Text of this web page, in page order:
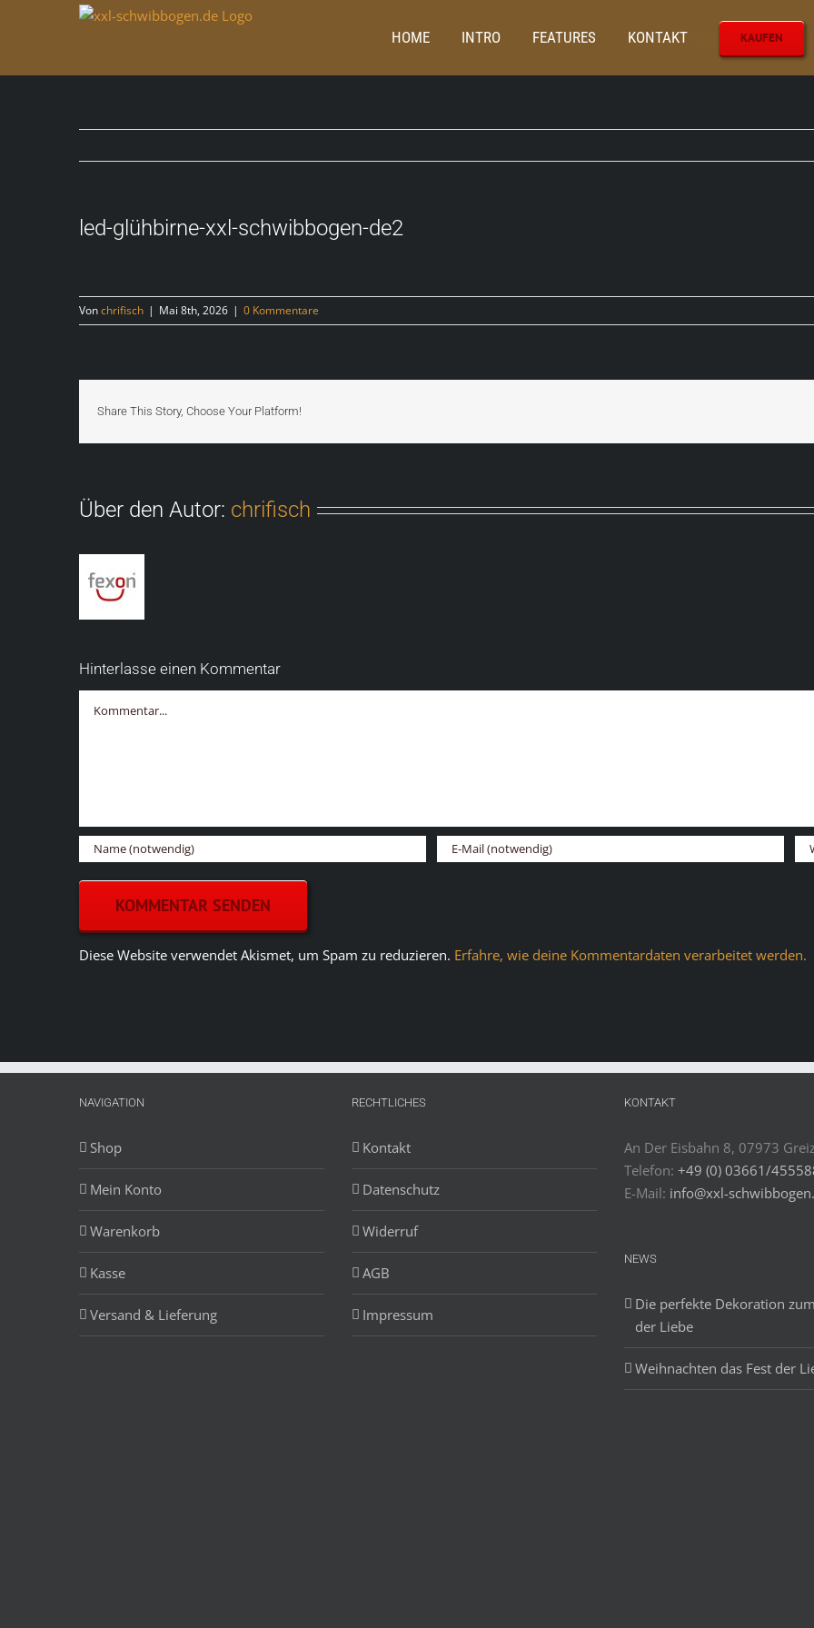
HOME INTRO FEATURES KONTAKT KAUFEN
LED-Birnen für
led-glühbirne-xxl-schwibbogen-de2
Vonchrifisch | Mai 8th, 2026 | 0 Kommentare
Share This Story, Choose Your Platform!
Über den Autor: chrifisch
Hinterlasse einen Kommentar
Diese Website verwendet Akismet, um Spam zu reduzieren. Erfahre, wie deine Kommentardaten verarbeitet werden.
NAVIGATION
Shop
Mein Konto
Warenkorb
Kasse
Versand & Lieferung
RECHTLICHES
Kontakt
Datenschutz
Widerruf
AGB
Impressum
KONTAKT
An Der Eisbahn 8, 07973
Telefon: +49 (0) 03661/
E-Mail: info@xxl-
NEWS
Die perfekte Dekoration
der Liebe
Weihnachten das Fest der